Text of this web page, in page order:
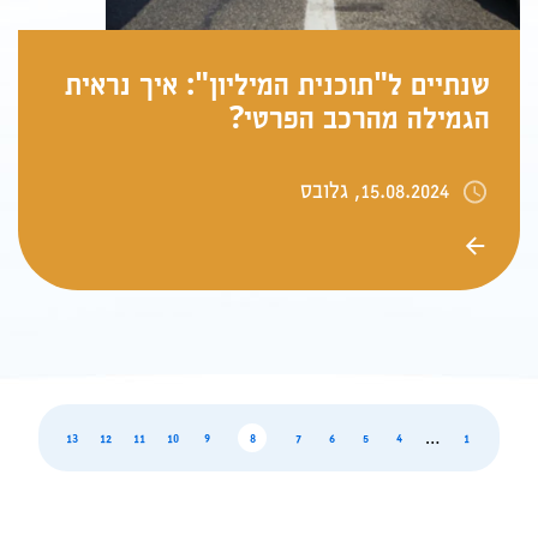
שנתיים ל"תוכנית המיליון": איך נראית
הגמילה מהרכב הפרטי?
15.08.2024, גלובס
page
1
…
page
4
page
5
page
6
page
7
page
8
page
9
page
10
page
11
page
12
page
13